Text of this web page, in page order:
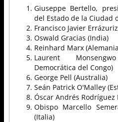
Giuseppe Bertello,
del Estado de la Ciudad
Francisco Javier
Oswald Gracias (India)
Reinhard Marx
Laurent
Democrática del Congo)
George Pell (Australia)
Seán Patrick O'Malley
Óscar Andrés
Obispo Marcello
(Italia)